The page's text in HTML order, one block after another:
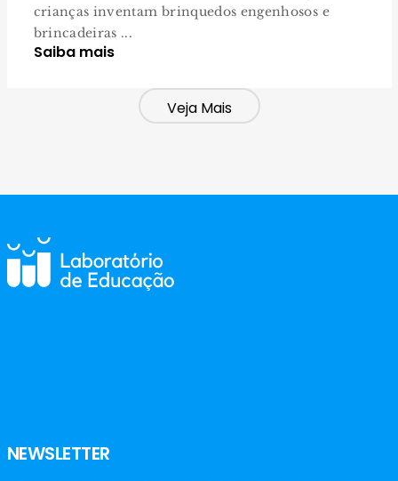
crianças inventam brinquedos engenhosos e
brincadeiras ...
Saiba mais
Veja Mais
NEWSLETTER